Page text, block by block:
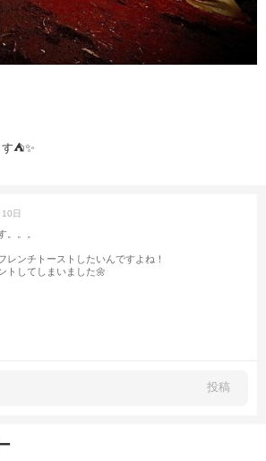
⛺️✨
日
。。。
レンチトーストしたいんですよね！
トしてしまいました🌼
思いながら、
食べちゃうんですよね。。。➰
投稿